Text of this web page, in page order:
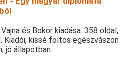
és Bokor kiadása. 358 oldal,
Kiadói, kissé foltos egészvászon
jó állapotban.